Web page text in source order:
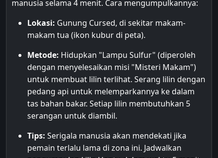
manusia selama 4 menit. Cara mengumpulkannya:
Lokasi: Gunung Cursed, di sekitar makam-
makam tua (ikon kubur di peta).
Metode: Hidupkan "Lampu Sulfur" (diperoleh
dengan menyelesaikan misi "Misteri Makam")
untuk membuat lilin terlihat. Serang lilin dengan
pedang api untuk melemparkannya ke dalam
tas bahan bakar. Setiap lilin membutuhkan 5
serangan untuk diambil.
Tips: Serigala manusia akan mendekati jika
pemain terlalu lama di zona ini. Jadwalkan